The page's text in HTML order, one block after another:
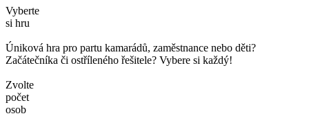
Vyberte
si hru
Úniková hra pro partu kamarádů, zaměstnance nebo děti?
Začátečníka či ostříleného řešitele? Vybere si každý!
Zvolte
počet
osob